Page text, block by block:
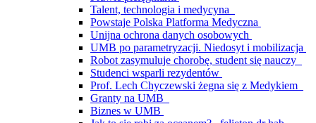
Talent, technologia i medycyna
Powstaje Polska Platforma Medyczna
Unijna ochrona danych osobowych
UMB po parametryzacji. Niedosyt i mobilizacja
Robot zasymuluje chorobę, student się nauczy
Studenci wsparli rezydentów
Prof. Lech Chyczewski żegna się z Medykiem
Granty na UMB
Biznes w UMB